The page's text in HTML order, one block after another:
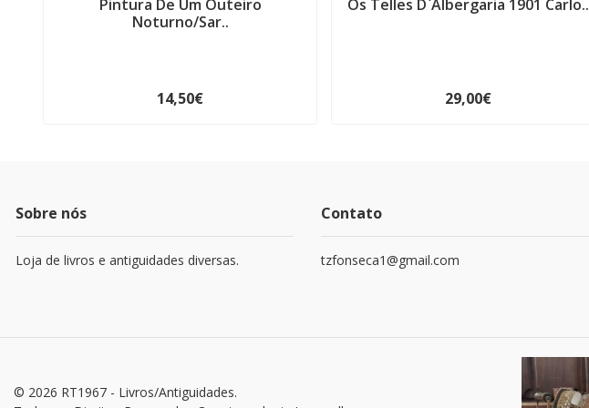
Pintura De Um Outeiro
Noturno/Sar..
14,50€
Os Telles D`Albergaria 1901 Carlo..
29,00€
Sobre nós
Loja de livros e antiguidades diversas.
Contato
tzfonseca1@gmail.com
© 2026 RT1967 - Livros/Antiguidades.